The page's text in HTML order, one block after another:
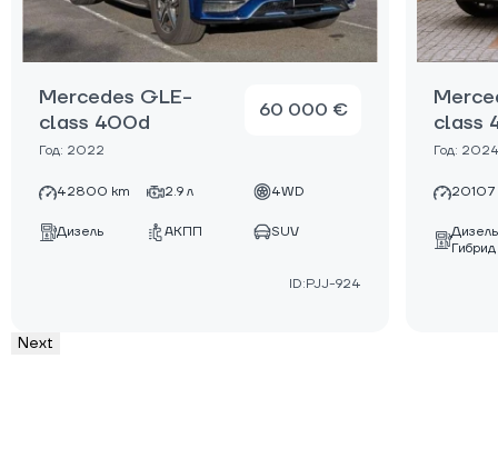
Mercedes GLE-
class 400d
Год: 2022
60 000 €
42800 km 2.9 л 4WD
Дизель АКПП SUV
ID:PJJ-924
class
Год:
20107
Гибрид
Next